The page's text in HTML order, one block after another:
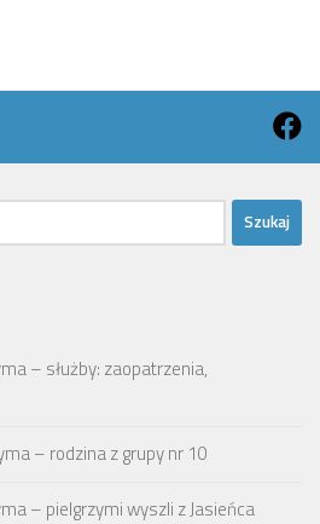
– służby: zaopatrzenia,
– rodzina z grupy nr 10
– pielgrzymi wyszli z Jasieńca